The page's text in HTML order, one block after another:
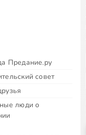
Предание.ру
совет
люди о